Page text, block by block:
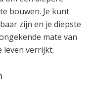
bouwen. Je kunt
zijn en je diepste
mate van
leven verrijkt.